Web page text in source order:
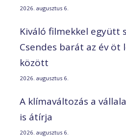
2026. augusztus 6.
Kiváló filmekkel együtt
Csendes barát az év öt
között
2026. augusztus 6.
A klímaváltozás a
is átírja
2026. augusztus 6.